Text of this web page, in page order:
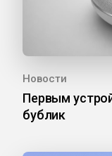
Новости
Первым
бублик